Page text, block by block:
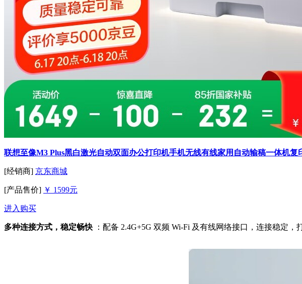
联想至像M3 Plus黑白激光自动双面办公打印机手机无线有线家用自动输稿一体机复
[经销商] 京东商城
[产品售价] ￥ 1599元
进入购买
多种连接方式，稳定畅快 ：配备 2.4G+5G 双频 Wi-Fi 及有线网络接口，连接稳定